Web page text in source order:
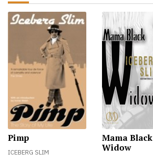
Экранизации
Коллекции
Pimp
ICEBERG SLIM
Mama Black
Widow